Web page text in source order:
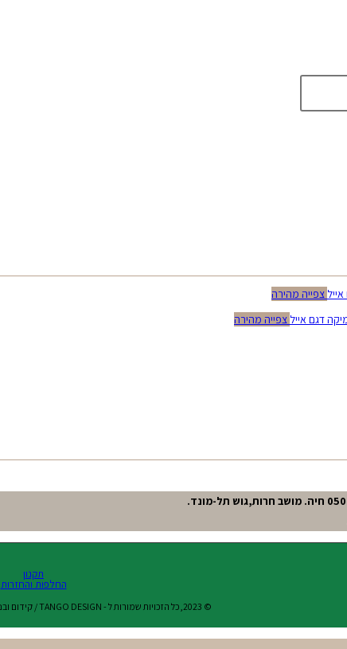
צפייה מהירה
צפייה מהירה
תקנון
החלפות והחזרות
© 2023,כל הזכויות שמורות ל - TANGO DESIGN / קידום ובניית האתר RAVENMEDIA.CO.IL